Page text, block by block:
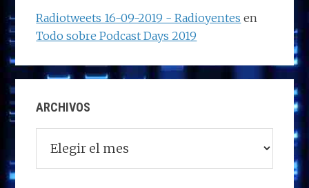
Radiotweets 16-09-2019 - Radioyentes en
Todo sobre Podcast Days 2019
ARCHIVOS